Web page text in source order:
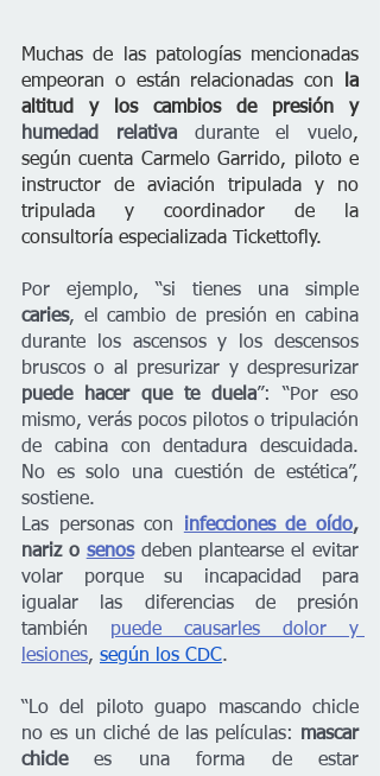
Muchas de las patologías mencionadas
empeoran o están relacionadas con
la
altitud y los cambios de presión y
humedad relativa durante el vuelo,
según cuenta Carmelo Garrido, piloto e
instructor de aviación tripulada y no
tripulada y coordinador de la
consultoría especializada Tickettofly.
caries, el cambio de presión en cabina
durante los ascensos y los descensos
puede hacer que te duela”: “Por eso
mismo, verás pocos pilotos o tripulación
de cabina con dentadura descuidada.
No es solo una cuestión de estética”,
sostiene.
Las personas con
infecciones de oído,
nariz o senos deben plantearse el evitar
volar porque su incapacidad para
igualar las diferencias de presión
también puede causarles dolor y
lesiones, según los CDC.
“Lo del piloto guapo mascando chicle
no es un cliché de las películas: mascar
chicle es una forma de estar